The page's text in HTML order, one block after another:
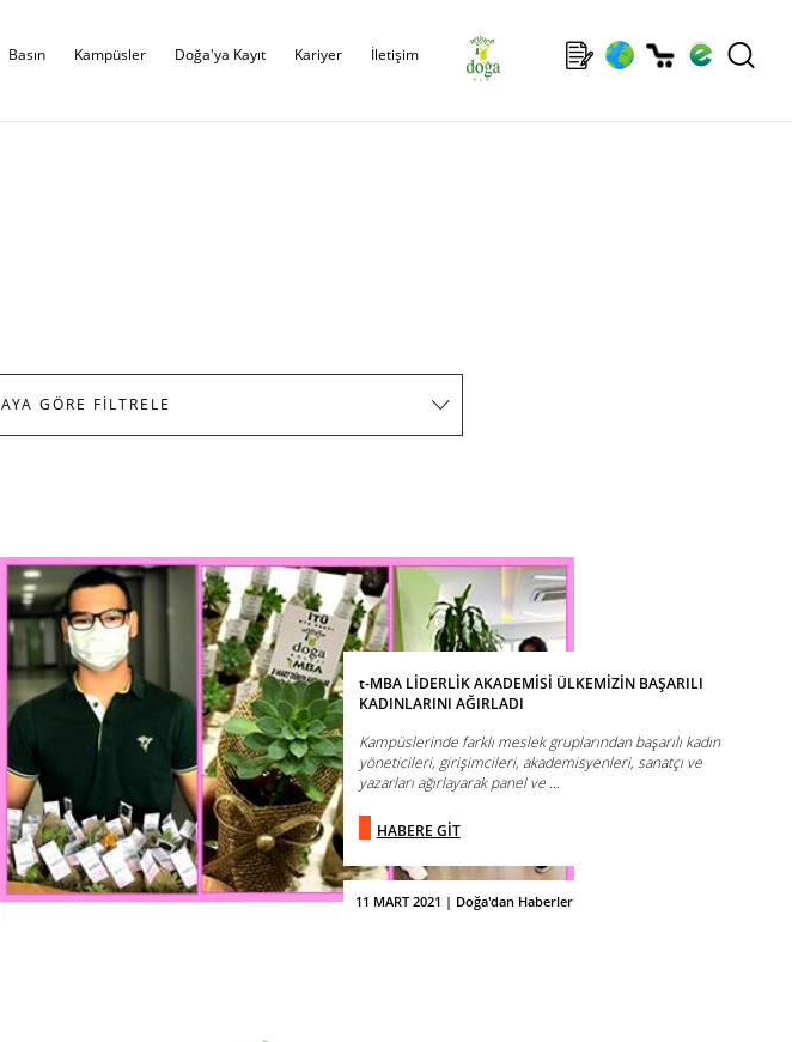
Basın Kampüsler Doğa'ya Kayıt Kariyer İletişim
11 MART 2021 | Doğa'dan Haberler
t-MBA LİDERLİK AKADEMİSİ ÜLKEMİZİN BAŞARILI
KADINLARINI AĞIRLADI
Kampüslerinde farklı meslek gruplarından başarılı kadın
yöneticileri, girişimcileri, akademisyenleri, sanatçı ve
yazarları ağırlayarak panel ve ...
HABERE GİT